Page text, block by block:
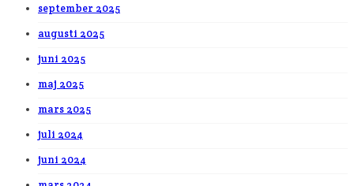
september 2025
augusti 2025
juni 2025
maj 2025
mars 2025
juli 2024
juni 2024